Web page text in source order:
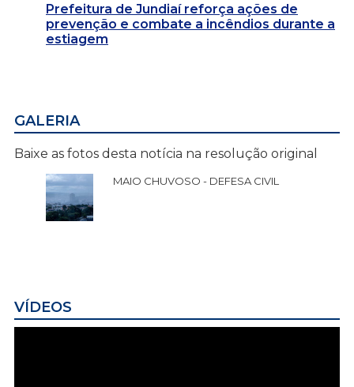
Prefeitura de Jundiaí reforça ações de
prevenção e combate a incêndios durante a
estiagem
GALERIA
Baixe as fotos desta notícia na resolução original
MAIO CHUVOSO - DEFESA CIVIL
VÍDEOS